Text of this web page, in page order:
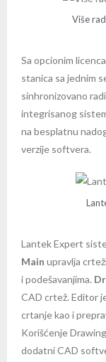
Više
Sa opcionim
stanica sa jednim
sinhronizovano
integrisanog
na besplatnu
verzije softvera.
Lantek Expert
Main upravlja
i podešavanjima.
CAD crtež. Editor
crtanje kao i
Korišćenje
dodatni CAD